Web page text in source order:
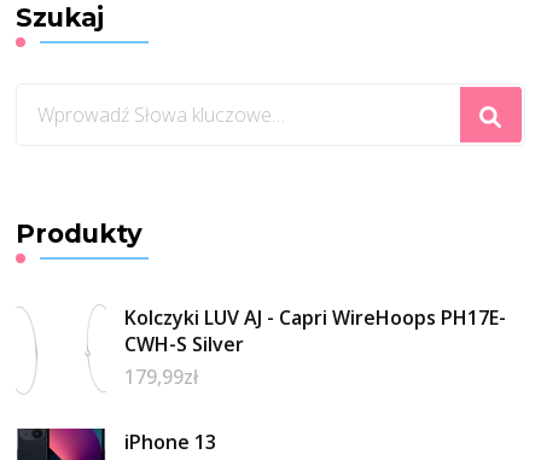
Szukaj
czegoś?
Produkty
Kolczyki LUV AJ - Capri WireHoops PH17E-
CWH-S Silver
179,99zł
iPhone 13